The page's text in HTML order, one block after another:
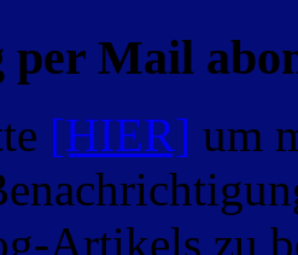
per Mail
[HIER] um
Artikels zu